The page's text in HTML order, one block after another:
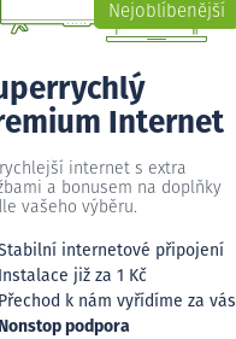
Nejoblíbenější
Internet
internet s extra
a bonusem na doplňky
vašeho výběru.
internetové připojení
Instalace již za 1 Kč
Přechod k nám vyřídíme za vás
Nonstop podpora